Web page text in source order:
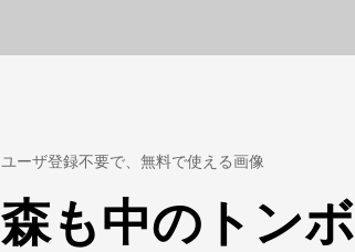
ユーザ登録不要で、無料で使える画像
森も中のトンボ